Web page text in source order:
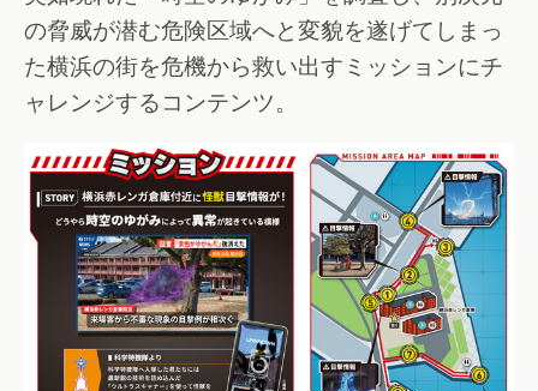
の脅威が潜む危険区域へと変貌を遂げてしまっ
た横浜の街を危機から救い出すミッションにチ
ャレンジするコンテンツ。